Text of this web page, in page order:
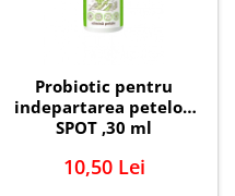
Probiotic pentru
indepartarea petelor,
SPOT ,30 ml
10,50 Lei